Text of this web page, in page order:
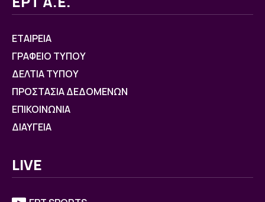
ΕΤΑΙΡΕΙΑ
ΓΡΑΦΕΙΟ ΤΥΠΟΥ
ΔΕΛΤΙΑ ΤΥΠΟΥ
ΠΡΟΣΤΑΣΙΑ ΔΕΔΟΜΕΝΩΝ
ΕΠΙΚΟΙΝΩΝΙΑ
ΔΙΑΥΓΕΙΑ
LIVE